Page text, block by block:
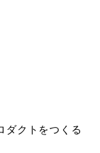
ダクトをつくる